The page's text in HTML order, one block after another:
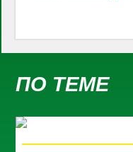
ПО ТЕМЕ